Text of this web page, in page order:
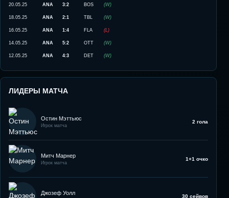
20.05.25 ANA 3:2 BOS (W)
18.05.25 ANA 2:1 TBL (W)
16.05.25 ANA 1:4 FLA (L)
14.05.25 ANA 5:2 OTT (W)
12.05.25 ANA 4:3 DET (W)
ЛИДЕРЫ МАТЧА
Остин Мэттьюс
Игрок матча
2 гола
Митч Марнер
Игрок матча
1+1 очко
Джозеф Уолл
30 сейвов